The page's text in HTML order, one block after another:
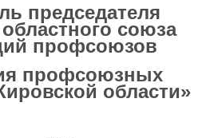
председателя
союза
профсоюзов
профсоюзных
области»